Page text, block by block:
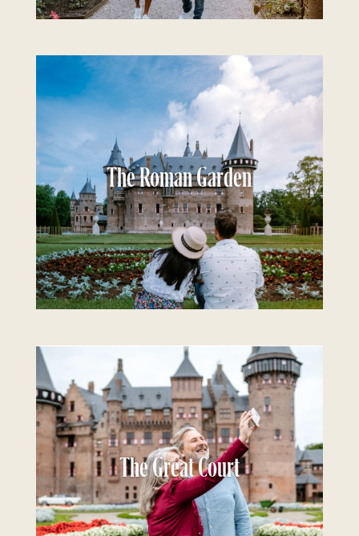
The Roman Garden
The Great Court